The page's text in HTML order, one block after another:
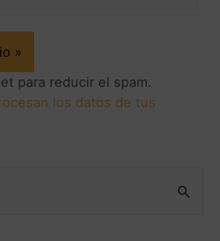
para reducir el spam.
los datos de tus